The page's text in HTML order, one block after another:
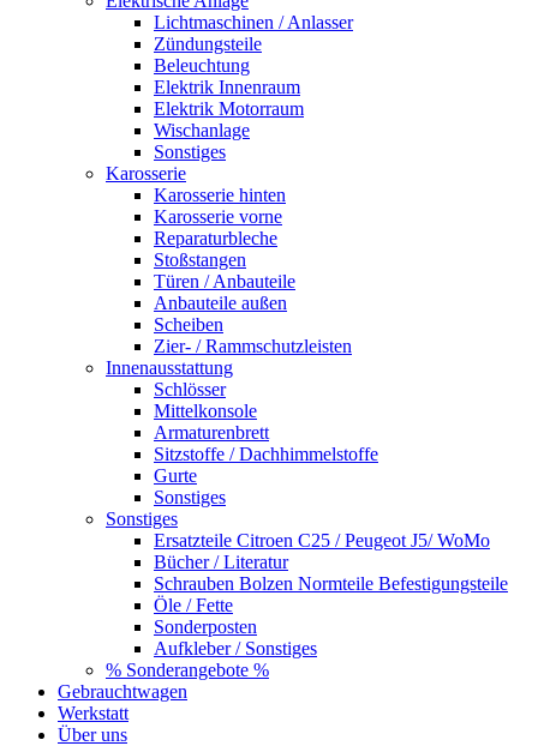
Lichtmaschinen / Anlasser
Zündungsteile
Beleuchtung
Elektrik Innenraum
Elektrik Motorraum
Wischanlage
Sonstiges
Karosserie
Karosserie hinten
Karosserie vorne
Reparaturbleche
Stoßstangen
Türen / Anbauteile
Anbauteile außen
Scheiben
Zier- / Rammschutzleisten
Innenausstattung
Schlösser
Mittelkonsole
Armaturenbrett
Sitzstoffe / Dachhimmelstoffe
Gurte
Sonstiges
Sonstiges
Ersatzteile Citroen C25 / Peugeot J5/ WoMo
Bücher / Literatur
Schrauben Bolzen Normteile Befestigungsteile
Öle / Fette
Sonderposten
Aufkleber / Sonstiges
% Sonderangebote %
Gebrauchtwagen
Werkstatt
Über uns